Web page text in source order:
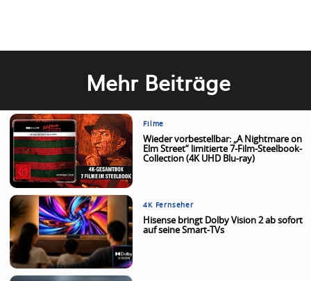
Mehr Beiträge
Filme
Wieder vorbestellbar: „A Nightmare on
Elm Street“ limitierte 7-Film-Steelbook-
Collection (4K UHD Blu-ray)
4K Fernseher
Hisense bringt Dolby Vision 2 ab sofort
auf seine Smart-TVs